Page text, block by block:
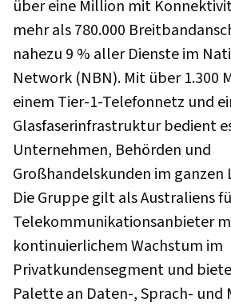
über eine Million mit
mehr als 780.000
nahezu 9 % aller Dienste im
Network (NBN). Mit über 1.300
einem Tier-1-Telefonnetz und
Glasfaserinfrastruktur bedient
Unternehmen, Behörden und
Großhandelskunden im ganzen
Die Gruppe gilt als Australiens
Telekommunikationsanbieter
kontinuierlichem Wachstum im
Privatkundensegment und
Palette an Daten-, Sprach- und